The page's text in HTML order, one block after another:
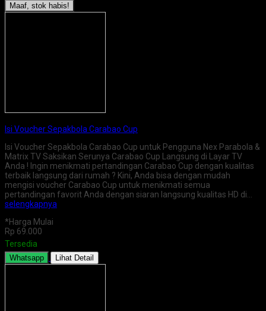
Maaf, stok habis!
Isi Voucher Sepakbola Carabao Cup
Isi Voucher Sepakbola Carabao Cup untuk Pengguna Nex Parabola &
Matrix TV Saksikan Serunya Carabao Cup Langsung di Layar TV
Anda ! Ingin menikmati pertandingan Carabao Cup dengan kualitas
terbaik langsung dari rumah ? Kini, Anda bisa dengan mudah
mengisi voucher Carabao Cup untuk menikmati semua
pertandingan favorit Anda dengan siaran langsung kualitas HD di…
selengkapnya
*Harga Mulai
Rp 69.000
Tersedia
Whatsapp Lihat Detail